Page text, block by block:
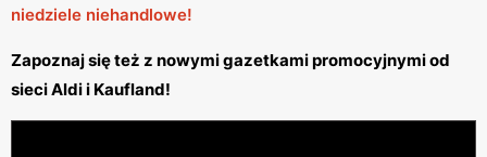
niedziele niehandlowe!
Zapoznaj się też z nowymi gazetkami promocyjnymi od
sieci Aldi i Kaufland!